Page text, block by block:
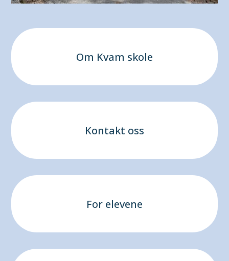
Om Kvam skole
Kontakt oss
For elevene